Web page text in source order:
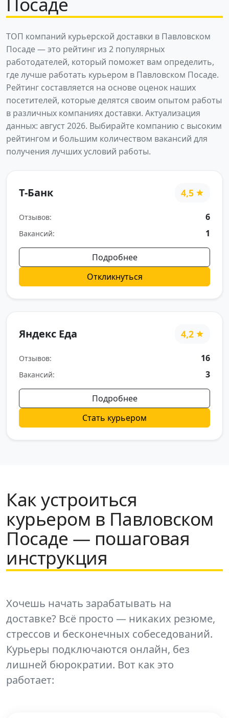
ТОП компаний курьерской доставки в Павловском
Посаде — это рейтинг из 2 популярных
работодателей, который поможет вам определить,
где лучше работать курьером в Павловском Посаде.
Рейтинг составляется на основе оценок наших
посетителей, которые делятся своим опытом работы
в различных компаниях доставки. Актуализация
данных: август 2026. Выбирайте компанию с высоким
рейтингом и большим количеством вакансий для
получения лучших условий работы.
Т-Банк 4,5
Отзывов: 6
Вакансий: 1
Подробнее
Откликнуться
Яндекс Еда 4,2
Отзывов: 16
Вакансий: 3
Подробнее
Стать курьером
Как устроиться
курьером в Павловском
Посаде — пошаговая
инструкция
Хочешь начать зарабатывать на
доставке? Всё просто — никаких резюме,
стрессов и бесконечных собеседований.
Курьеры подключаются онлайн, без
лишней бюрократии. Вот как это
работает: